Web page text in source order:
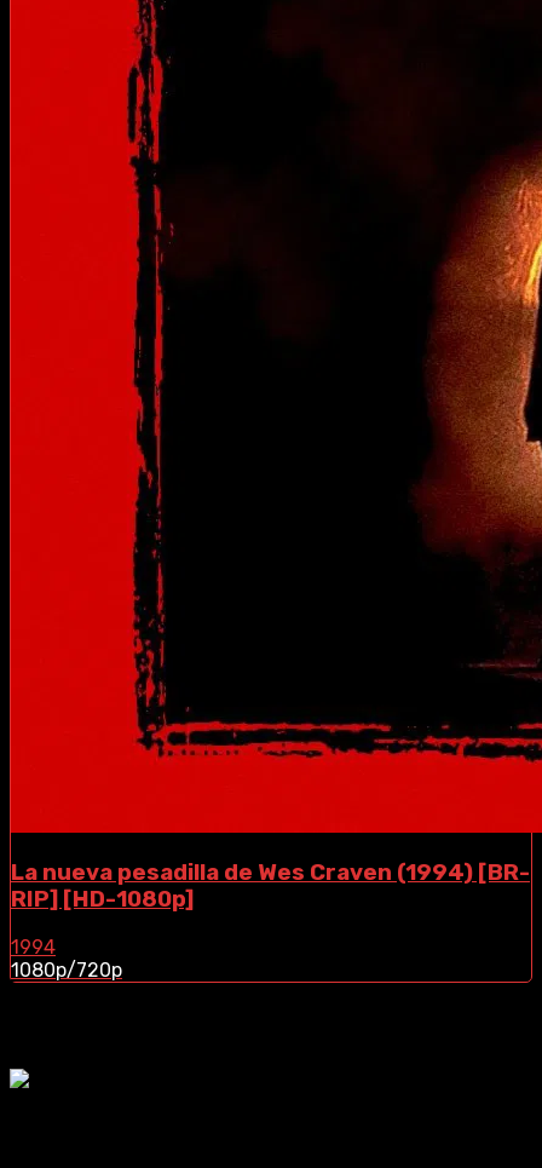
La nueva pesadilla de Wes Craven (1994) [BR-
RIP] [HD-1080p]
1994
1080p/720p